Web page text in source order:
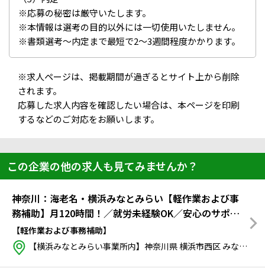
※応募の秘密は厳守いたします。
※本情報は選考の目的以外には一切使用いたしません。
※書類選考～内定まで最短で2～3週間程度かかります。
※求人ページは、掲載期間が過ぎるとサイト上から削除
されます。
応募した求人内容を確認したい場合は、本ページを印刷
するなどのご対応をお願いします。
この企業の他の求人も見てみませんか？
神奈川：海老名・横浜みなとみらい【軽作業および事
務補助】月120時間！／就労未経験OK／安心のサポー
ト体制！／週休二日制／昇給・賞与あり／雇用実績多
数！
【軽作業および事務補助】
【横浜みなとみらい事業所内】神奈川県 横浜市西区 みなとみらい6-1 みなとみらい線 新高島駅から徒歩4分 JR線、相鉄線 横浜駅から徒歩12分